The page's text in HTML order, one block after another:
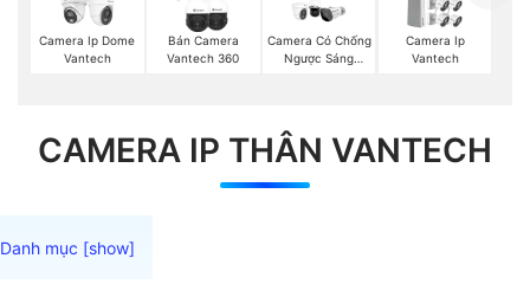
Camera Ip Dome
Vantech
Bán Camera
Vantech 360
Camera Có Chống
Ngược Sáng
Camera Ip
Vantech
CAMERA IP THÂN VANTECH